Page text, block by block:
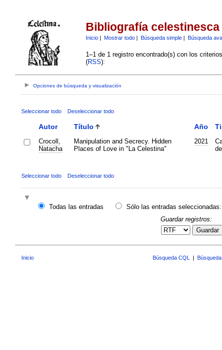
Bibliografía celestinesca
Inicio| Mostrar todo| Búsqueda simple| Búsqueda
1–1 de 1 registro encontrado(s) con los
(RSS):
Opciones de búsqueda y visualización
Seleccionar todo Deseleccionar todo
Autor Título Año
Crocoll,
Natacha
Manipulation and Secrecy. Hidden
Places of Love in "La Celestina"
2021
Seleccionar todo Deseleccionar todo
Todas las entradas
Sólo las entradas seleccionadas:
Guardar registros:
Guardar
Inicio Búsqueda CQL